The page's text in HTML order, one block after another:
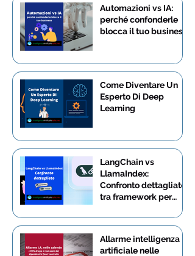
Automazioni vs IA:
perché confonderle
blocca il tuo business
Come Diventare Un
Esperto Di Deep
Learning
LangChain vs
LlamaIndex:
Confronto dettagliato
tra framework per
Allarme intelligenza
artificiale nelle